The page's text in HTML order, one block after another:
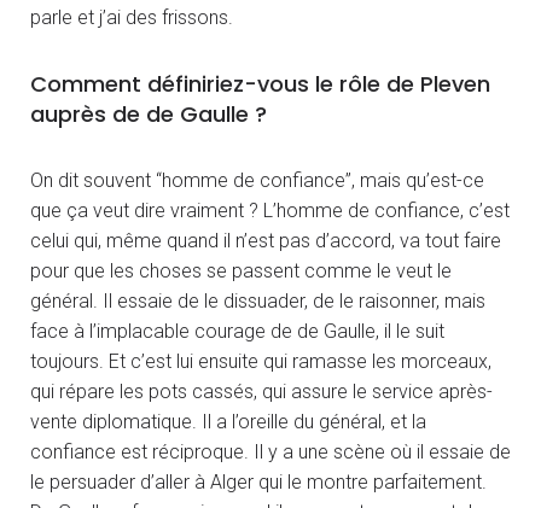
parle et j’ai des frissons.
Comment définiriez-vous le rôle de Pleven
auprès de de Gaulle ?
On dit souvent “homme de confiance”, mais qu’est-ce
que ça veut dire vraiment ? L’homme de confiance, c’est
celui qui, même quand il n’est pas d’accord, va tout faire
pour que les choses se passent comme le veut le
général. Il essaie de le dissuader, de le raisonner, mais
face à l’implacable courage de de Gaulle, il le suit
toujours. Et c’est lui ensuite qui ramasse les morceaux,
qui répare les pots cassés, qui assure le service après-
vente diplomatique. Il a l’oreille du général, et la
confiance est réciproque. Il y a une scène où il essaie de
le persuader d’aller à Alger qui le montre parfaitement.